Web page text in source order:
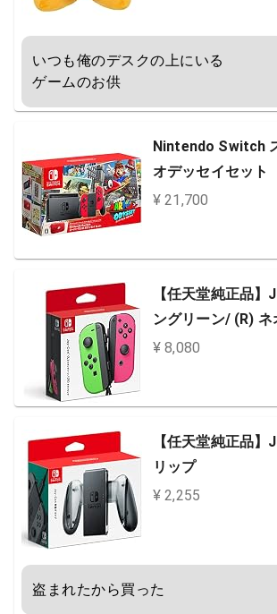
いつも俺のデスクの上にいる
ゲームのお供
Nintendo Switch
オデッセイセット
¥ 21,700
【任天堂純正品
ングリーン/ (R) ネ
¥ 8,080
【任天堂純正品
リップ
¥ 2,255
盗まれたから買った